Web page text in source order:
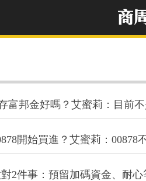
富邦金好嗎？艾蜜莉：目前
開始買進？艾蜜莉：00878
2件事：預留加碼資金、耐心